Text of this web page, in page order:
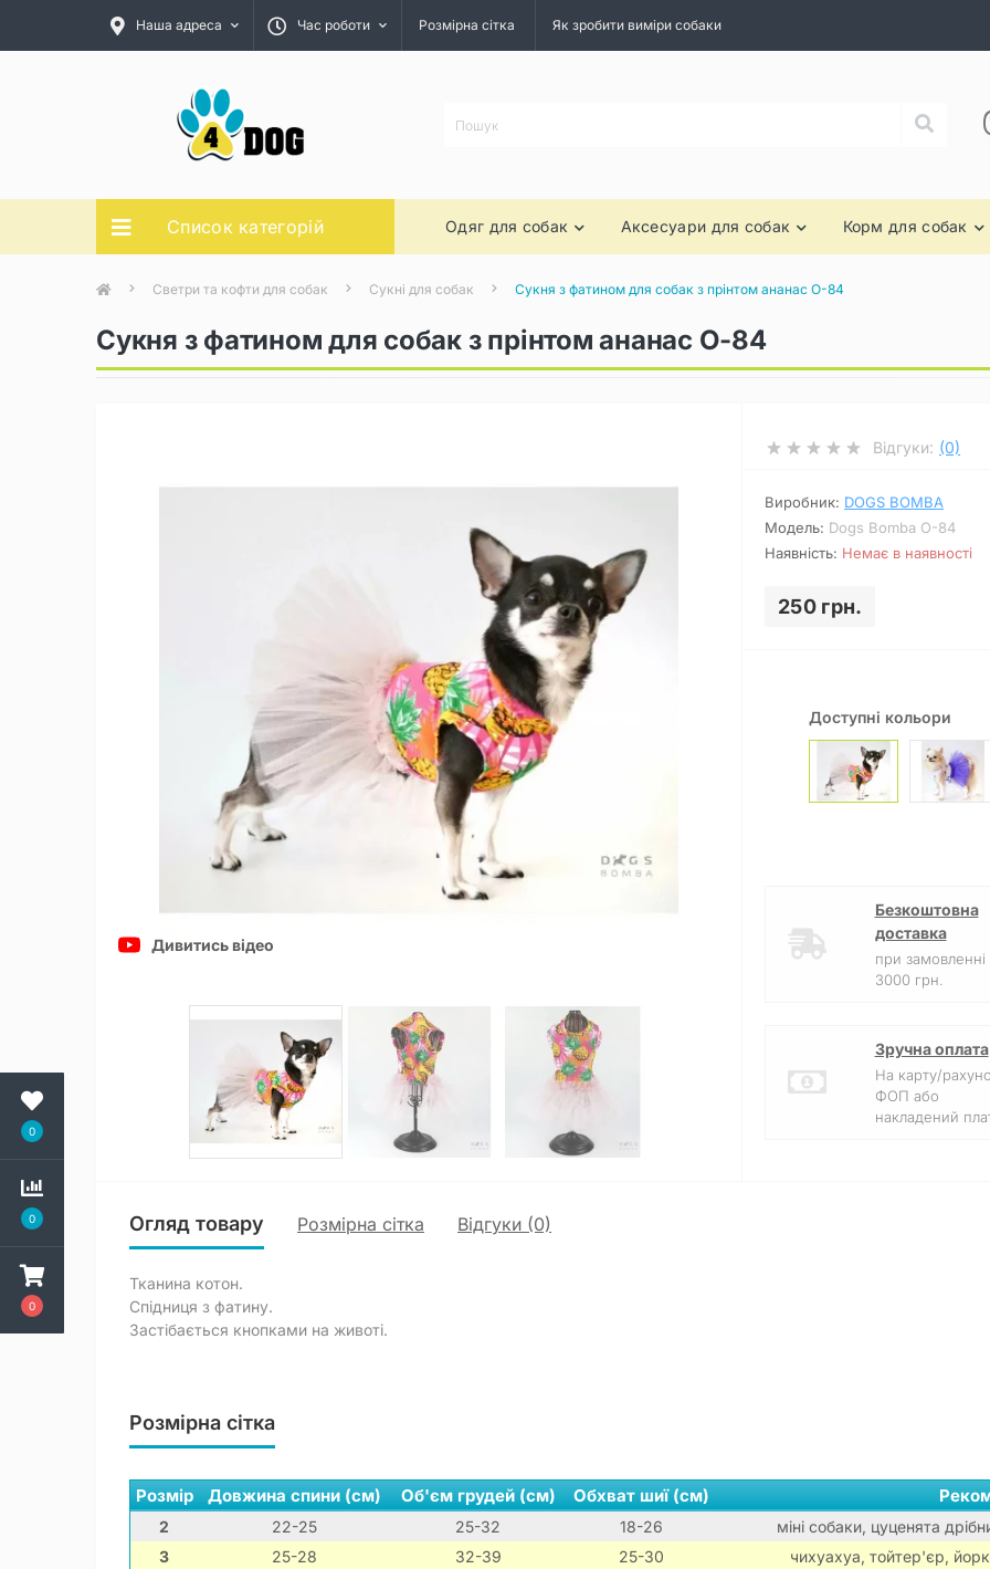
0
0
0
Наша адреса Час роботи Розмірна сітка Як зробити виміри собаки
Список категорій Одяг для собак Аксесуари для собак Корм для собак
Светри та кофти для собак Сукні для собак Сукня з фатином для собак з прінтом ананас O-84
Сукня з фатином для собак з прінтом ананас O-84
Дивитись відео Дивитись відео
Відгуки: (0)
Виробник: DOGS BOMBA
Модель: Dogs Bomba O-84
Наявність: Немає в наявності
250 грн.
Доступні кольори
Безкоштовна
доставка
при замовленні
3000 грн.
Зручна оплата
На карту/
ФОП або
накладений
Огляд товару Розмірна сітка Відгуки (0)
Тканина котон.
Спідниця з фатину.
Застібається кнопками на животі.
Розмірна сітка
Розмір Довжина спини (см) Об'єм грудей (см) Обхват шиї (см)
2 22-25 25-32 18-26
міні собаки, цуценята
3
25-28 32-39 25-30
чихуахуа, тойтер'єр,